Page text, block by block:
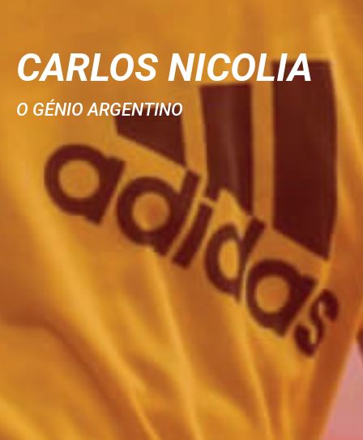
CARLOS NICOLIA
O GÉNIO ARGENTINO